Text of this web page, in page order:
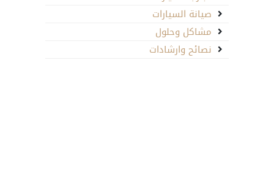
صيانة السيارات
مشاكل وحلول
نصائح وارشادات